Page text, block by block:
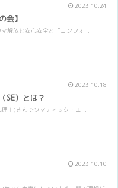
2023.10.24
会】
解放と安心安全と「コンフォ...
2023.10.18
SE）とは？
士)さんでソマティック・エ...
2023.10.10